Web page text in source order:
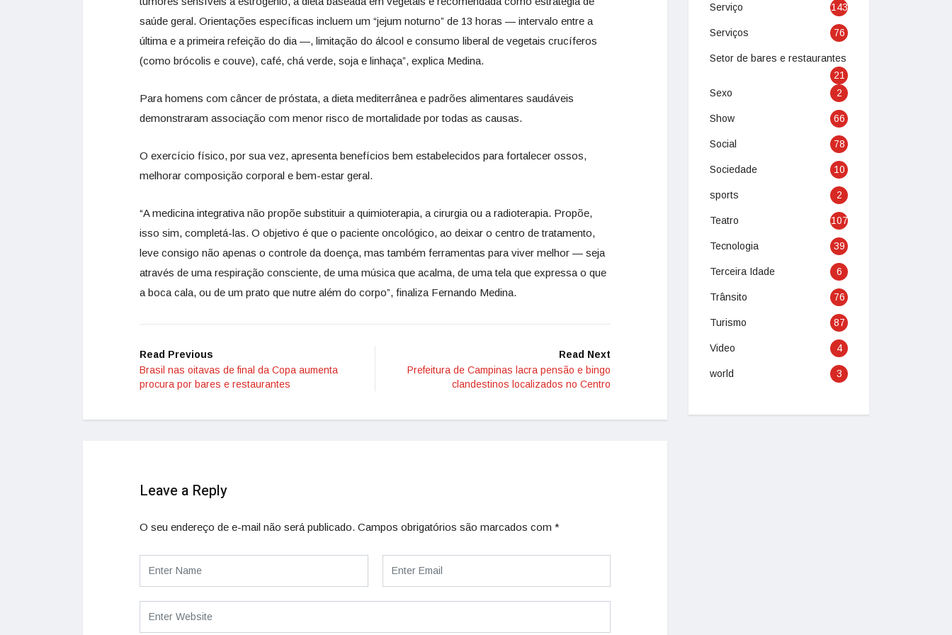
saúde geral. Orientações específicas incluem um “jejum noturno” de 13 horas — intervalo entre a
última e a primeira refeição do dia —, limitação do álcool e consumo liberal de vegetais crucíferos
(como brócolis e couve), café, chá verde, soja e linhaça”, explica Medina.
Para homens com câncer de próstata, a dieta mediterrânea e padrões alimentares saudáveis
demonstraram associação com menor risco de mortalidade por todas as causas.
O exercício físico, por sua vez, apresenta benefícios bem estabelecidos para fortalecer ossos,
melhorar composição corporal e bem-estar geral.
“A medicina integrativa não propõe substituir a quimioterapia, a cirurgia ou a radioterapia. Propõe,
isso sim, completá-las. O objetivo é que o paciente oncológico, ao deixar o centro de tratamento,
leve consigo não apenas o controle da doença, mas também ferramentas para viver melhor — seja
através de uma respiração consciente, de uma música que acalma, de uma tela que expressa o que
a boca cala, ou de um prato que nutre além do corpo”, finaliza Fernando Medina.
Read Previous
Brasil nas oitavas de final da Copa aumenta
procura por bares e restaurantes
Read Next
Prefeitura de Campinas lacra pensão e bingo
clandestinos localizados no Centro
Leave a Reply
O seu endereço de e-mail não será publicado. Campos obrigatórios são marcados com *
Serviço 143
Serviços 76
Setor de bares e restaurantes
21
Sexo
2
Show 66
Social 78
Sociedade 10
sports 2
Teatro 107
Tecnologia 39
Terceira Idade 6
Trânsito 76
Turismo 87
Video 4
world 3